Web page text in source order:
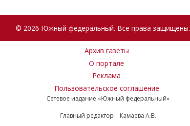
© 2026 Южный федеральный. Все права защищены.
Архив газеты
О портале
Реклама
Пользовательское соглашение
Сетевое издание «Южный федеральный»
Главный редактор – Камаева А.В.